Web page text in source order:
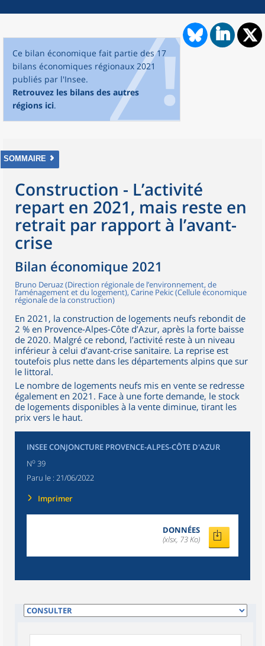
Ce bilan économique fait partie des 17
bilans économiques régionaux 2021
publiés par l'Insee.
Retrouvez les bilans des autres
régions ici.
SOMMAIRE
Construction - L’activité
repart en 2021, mais reste en
retrait par rapport à l’avant-
crise
Bilan économique 2021
Bruno Deruaz (Direction régionale de l’environnement, de
l’aménagement et du logement), Carine Pekic (Cellule économique
régionale de la construction)
En 2021, la construction de logements neufs rebondit de
2 % en Provence-Alpes-Côte d’Azur, après la forte baisse
de 2020. Malgré ce rebond, l’activité reste à un niveau
inférieur à celui d’avant-crise sanitaire. La reprise est
toutefois plus nette dans les départements alpins que sur
le littoral.
Le nombre de logements neufs mis en vente se redresse
également en 2021. Face à une forte demande, le stock
de logements disponibles à la vente diminue, tirant les
prix vers le haut.
INSEE CONJONCTURE PROVENCE-ALPES-CÔTE D'AZUR
No 39
Paru le : 21/06/2022
Imprimer
DONNÉES
(xlsx, 73 Ko)